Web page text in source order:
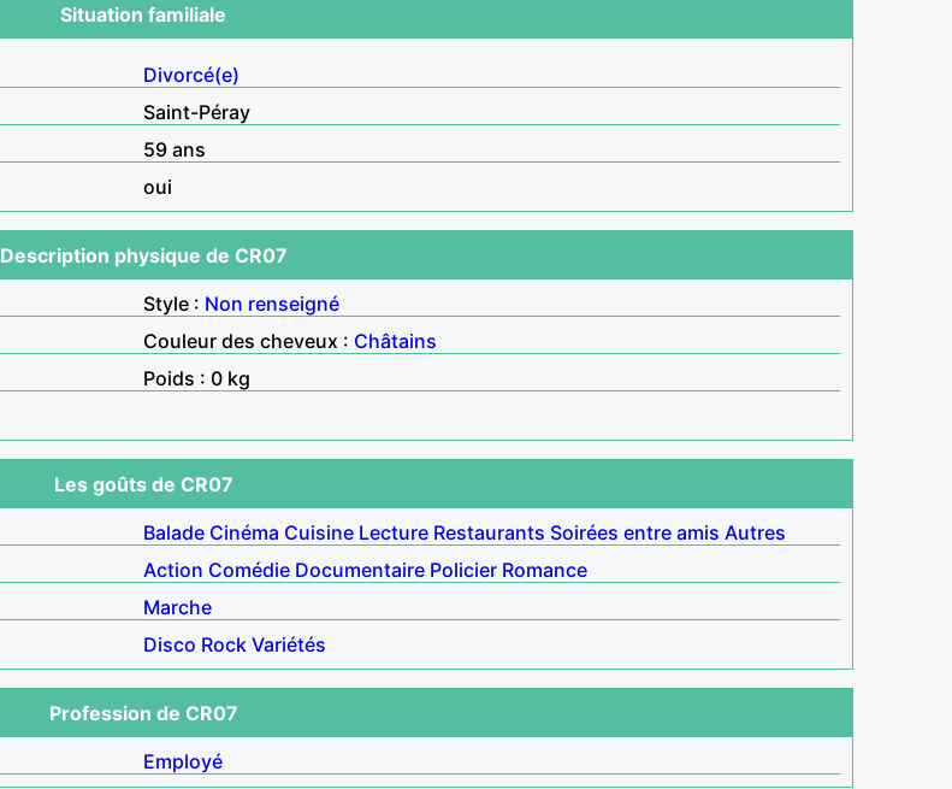
Situation familiale
Divorcé(e)
Saint-Péray
59 ans
oui
Description physique de CR07
Style : Non renseigné
Couleur des cheveux : Châtains
Poids : 0 kg
Les goûts de CR07
Balade Cinéma Cuisine Lecture Restaurants Soirées entre amis Autres
Action Comédie Documentaire Policier Romance
Marche
Disco Rock Variétés
Profession de CR07
Employé